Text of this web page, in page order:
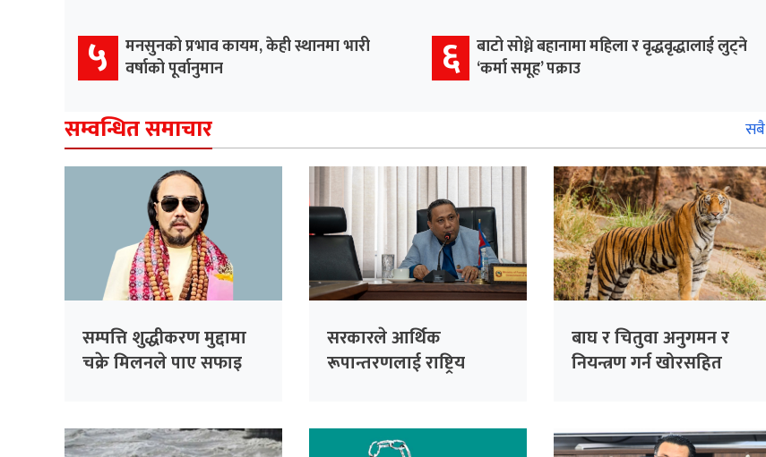
५ मनसुनको प्रभाव कायम, केही स्थानमा भारी
वर्षाको पूर्वानुमान
६ बाटो सोध्ने बहानामा महिला र वृद्धवृद्धालाई लुट्ने
‘कर्मा समूह’ पक्राउ
सम्वन्धित समाचार सबै
सम्पत्ति शुद्धीकरण मुद्दामा
चक्रे मिलनले पाए सफाइ
सरकारले आर्थिक
रूपान्तरणलाई राष्ट्रिय
बाघ र चितुवा अनुगमन र
नियन्त्रण गर्न खोरसहित